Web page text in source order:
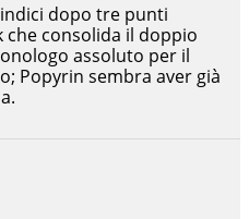
dopo tre punti
che consolida il doppio
assoluto per il
Popyrin sembra aver già